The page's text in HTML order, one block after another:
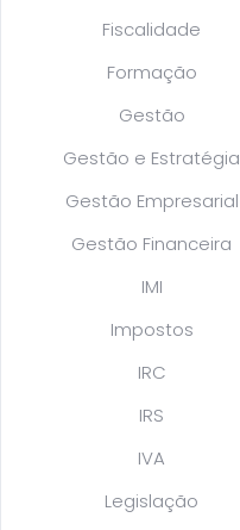
Fiscalidade
Formação
Gestão
Gestão e Estratégia
Gestão Empresarial
Gestão Financeira
IMI
Impostos
IRC
IRS
IVA
Legislação